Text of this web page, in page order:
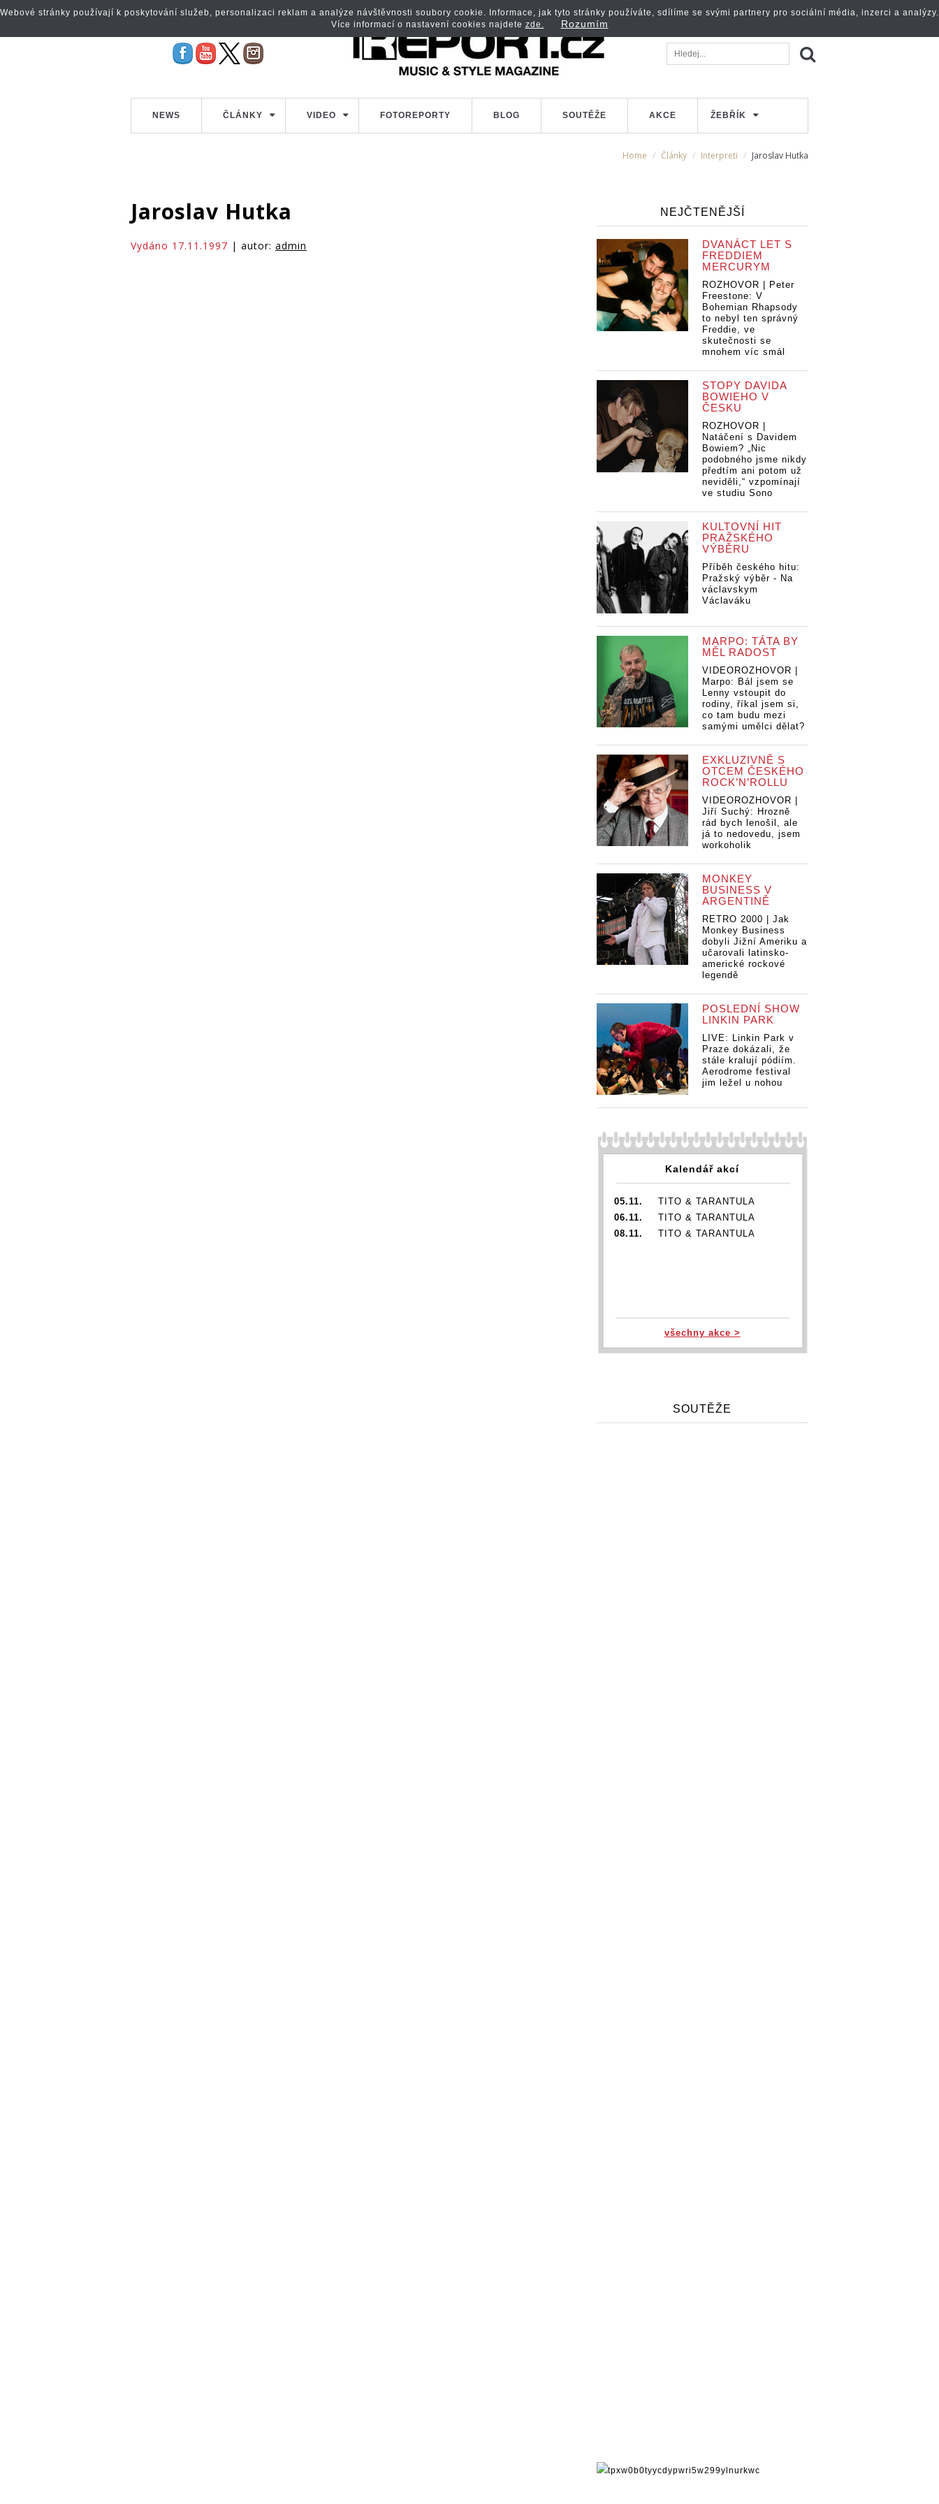
NEWS ČLÁNKY VIDEO FOTOREPORTY BLOG SOUTĚŽE AKCE ŽEBŘÍK
Home Články Interpreti Jaroslav Hutka
Jaroslav Hutka
Vydáno 17.11.1997 | autor: admin
NEJČTENĚJŠÍ
DVANÁCT LET S
FREDDIEM
MERCURYM
ROZHOVOR | Peter
Freestone: V
Bohemian Rhapsody
to nebyl ten správný
Freddie, ve
skutečnosti se
mnohem víc smál
STOPY DAVIDA
BOWIEHO V
ČESKU
ROZHOVOR |
Natáčení s Davidem
Bowiem? „Nic
podobného jsme nikdy
předtím ani potom už
neviděli,“ vzpomínají
ve studiu Sono
KULTOVNÍ HIT
PRAŽSKÉHO
VÝBĚRU
Příběh českého hitu:
Pražský výběr - Na
václavskym
Václaváku
MARPO: TÁTA BY
MĚL RADOST
VIDEOROZHOVOR |
Marpo: Bál jsem se
Lenny vstoupit do
rodiny, říkal jsem si,
co tam budu mezi
samými umělci dělat?
EXKLUZIVNĚ S
OTCEM ČESKÉHO
ROCK’N’ROLLU
VIDEOROZHOVOR |
Jiří Suchý: Hrozně
rád bych lenošil, ale
já to nedovedu, jsem
workoholik
MONKEY
BUSINESS V
ARGENTINĚ
RETRO 2000 | Jak
Monkey Business
dobyli Jižní Ameriku a
učarovali latinsko-
americké rockové
legendě
POSLEDNÍ SHOW
LINKIN PARK
LIVE: Linkin Park v
Praze dokázali, že
stále kralují pódiím.
Aerodrome festival
jim ležel u nohou
Kalendář akcí
05.11.
TITO & TARANTULA
06.11.
TITO & TARANTULA
08.11.
TITO & TARANTULA
všechny akce >
SOUTĚŽE
Webové stránky používají k poskytování služeb, personalizaci reklam a analýze návštěvnosti soubory cookie. Informace, jak tyto stránky používáte, sdílíme se svými partnery pro sociální média, inzerci a analýzy.
Více informací o nastavení cookies najdete zde. Rozumím